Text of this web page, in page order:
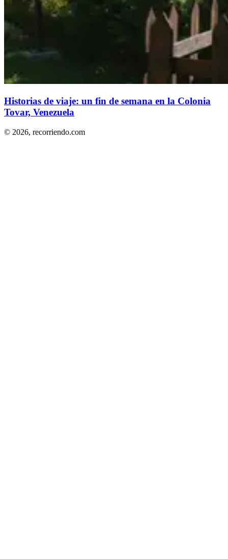
Historias de viaje: un fin de semana en la Colonia
Tovar, Venezuela
© 2026, recorriendo.com